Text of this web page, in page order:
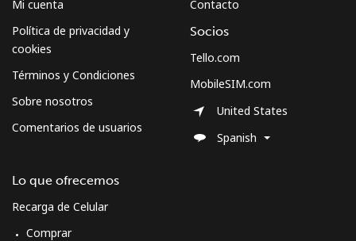
Mi cuenta
Política de privacidad y
cookies
Términos y Condiciones
Sobre nosotros
Comentarios de usuarios
Lo que ofrecemos
Recarga de Celular
Comprar
Contacto
Socios
Tello.com
MobileSIM.com
United States
Spanish